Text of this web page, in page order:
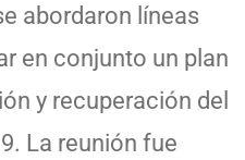
abordaron líneas
en conjunto un plan
y recuperación del
La reunión fue